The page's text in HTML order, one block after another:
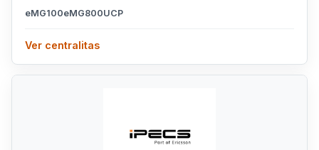
eMG100eMG800UCP
Ver centralitas